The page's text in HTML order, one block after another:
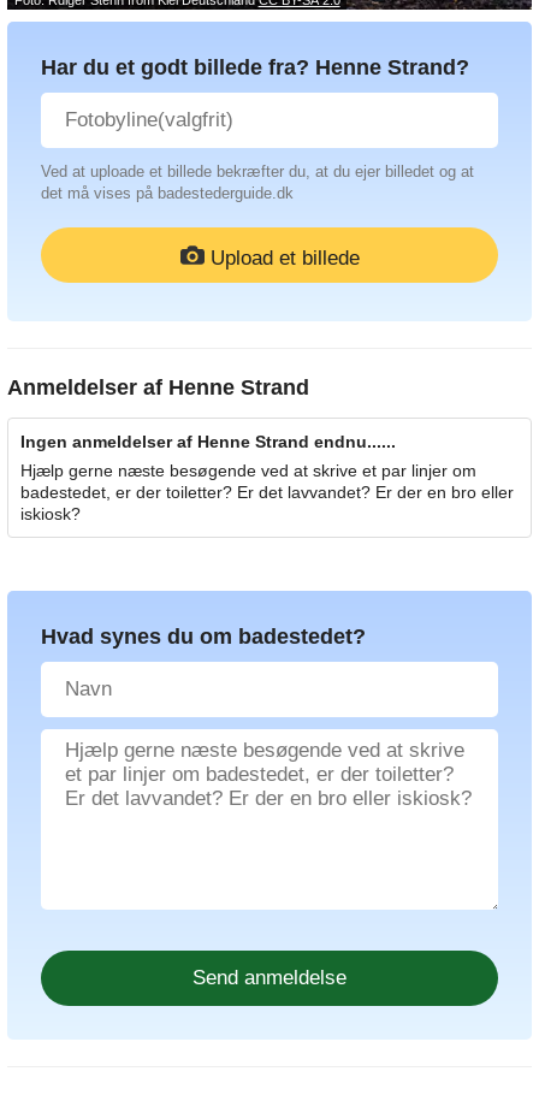
Har du et godt billede fra? Henne Strand?
Ved at uploade et billede bekræfter du, at du ejer billedet og at
det må vises på badestederguide.dk
Upload et billede
Anmeldelser af Henne Strand
Ingen anmeldelser af Henne Strand endnu......
Hjælp gerne næste besøgende ved at skrive et par linjer om
badestedet, er der toiletter? Er det lavvandet? Er der en bro eller
iskiosk?
Hvad synes du om badestedet?